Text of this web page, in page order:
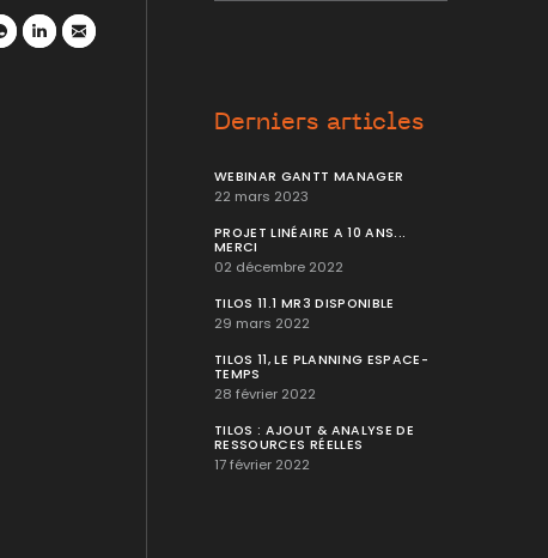
Derniers articles
WEBINAR GANTT MANAGER
22 mars 2023
PROJET LINÉAIRE A 10 ANS...
MERCI
02 décembre 2022
TILOS 11.1 MR3 DISPONIBLE
29 mars 2022
TILOS 11, LE PLANNING ESPACE-
TEMPS
28 février 2022
TILOS : AJOUT & ANALYSE DE
RESSOURCES RÉELLES
17 février 2022